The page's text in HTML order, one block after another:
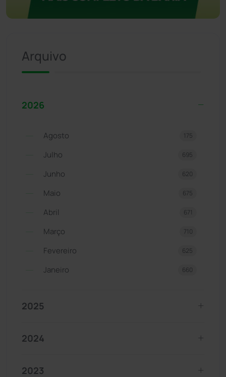
Arquivo
2026
Agosto 175
Julho 695
Junho 620
Maio 675
Abril 671
Março 710
Fevereiro 625
Janeiro 660
2025
2024
2023